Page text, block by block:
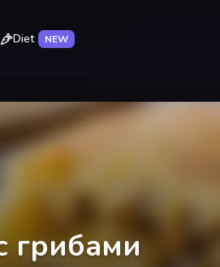
Diet NEW
грибами